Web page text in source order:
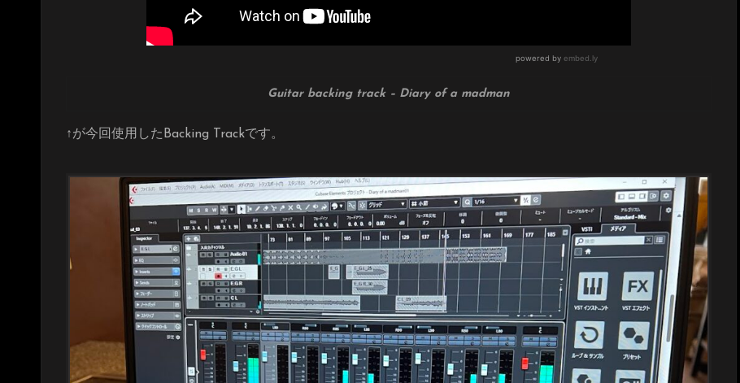
Guitar backing track – Diary of a madman
↑が今回使用したBacking Trackです。